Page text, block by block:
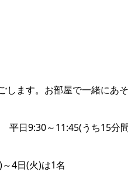
します。お部屋で一緒に
日9:30～11:45(うち15分
4日(火)は1名